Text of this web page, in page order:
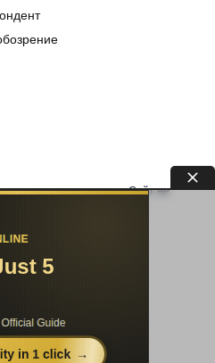
открытых источников. Сайт не